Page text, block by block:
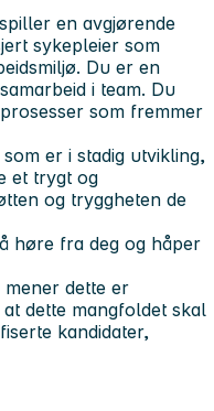
en avgjørende
sykepleier som
Du er en
i team. Du
som fremmer
er i stadig utvikling,
et trygt og
og tryggheten de
høre fra deg og håper
dette er
dette mangfoldet skal
kandidater,